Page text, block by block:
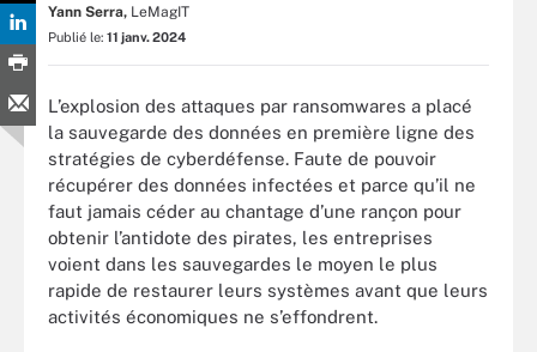
Yann Serra, LeMagIT
Publié le: 11 janv. 2024
L’explosion des attaques par ransomwares a placé
la sauvegarde des données en première ligne des
stratégies de cyberdéfense. Faute de pouvoir
récupérer des données infectées et parce qu’il ne
faut jamais céder au chantage d’une rançon pour
obtenir l’antidote des pirates, les entreprises
voient dans les sauvegardes le moyen le plus
rapide de restaurer leurs systèmes avant que leurs
activités économiques ne s’effondrent.